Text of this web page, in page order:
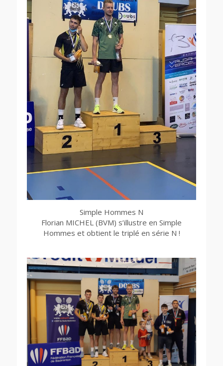
Simple Hommes N
Florian MICHEL (BVM) s’illustre en Simple
Hommes et obtient le triplé en série N !